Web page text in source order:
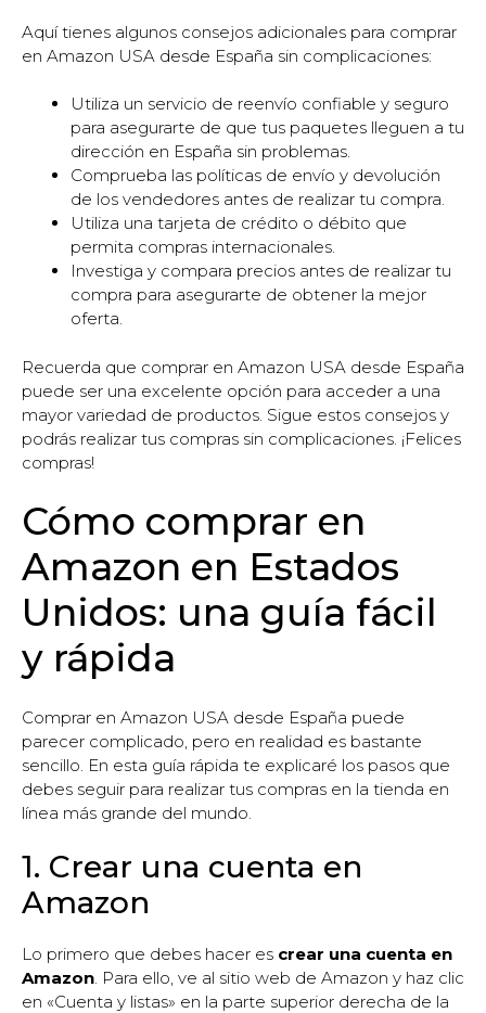
Aquí tienes algunos consejos adicionales para comprar
en Amazon USA desde España sin complicaciones:
Utiliza un servicio de reenvío confiable y seguro
para asegurarte de que tus paquetes lleguen a tu
dirección en España sin problemas.
Comprueba las políticas de envío y devolución
de los vendedores antes de realizar tu compra.
Utiliza una tarjeta de crédito o débito que
permita compras internacionales.
Investiga y compara precios antes de realizar tu
compra para asegurarte de obtener la mejor
oferta.
Recuerda que comprar en Amazon USA desde España
puede ser una excelente opción para acceder a una
mayor variedad de productos. Sigue estos consejos y
podrás realizar tus compras sin complicaciones. ¡Felices
compras!
Cómo comprar en
Amazon en Estados
Unidos: una guía fácil
y rápida
Comprar en Amazon USA desde España puede
parecer complicado, pero en realidad es bastante
sencillo. En esta guía rápida te explicaré los pasos que
debes seguir para realizar tus compras en la tienda en
línea más grande del mundo.
1. Crear una cuenta en
Amazon
Lo primero que debes hacer es crear una cuenta en
Amazon. Para ello, ve al sitio web de Amazon y haz clic
en «Cuenta y listas» en la parte superior derecha de la